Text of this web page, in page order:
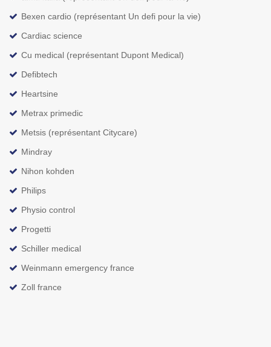
Bexen cardio (représentant Un defi pour la vie)
Cardiac science
Cu medical (représentant Dupont Medical)
Defibtech
Heartsine
Metrax primedic
Metsis (représentant Citycare)
Mindray
Nihon kohden
Philips
Physio control
Progetti
Schiller medical
Weinmann emergency france
Zoll france